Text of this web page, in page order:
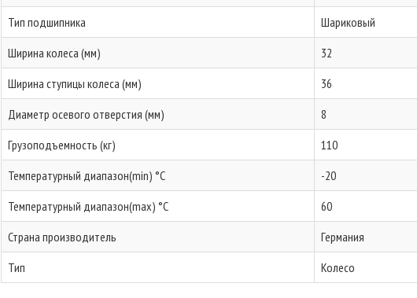
Тип подшипника
Шариковый
Ширина колеса (мм)
32
Ширина ступицы колеса (мм)
36
Диаметр осевого отверстия (мм)
8
Грузоподъемность (кг)
110
Температурный диапазон(min) °C
-20
Температурный диапазон(max) °C
60
Страна производитель
Германия
Тип
Колесо